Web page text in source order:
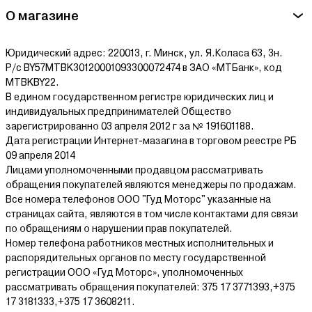
О магазине
Юридический адрес: 220013, г. Минск, ул. Я.Коласа 63, 3н.
Р/с BY57MTBK30120001093300072474 в ЗАО «МТБанк», код
MTBKBY22.
В едином государственном регистре юридических лиц и
индивидуальных предпринимателей Общество
зарегистрированно 03 апреля 2012 г за № 191601188.
Дата регистрации Интернет-мазагина в торговом реестре РБ
09 апреля 2014
Лицами уполномоченными продавцом рассматривать
обращения покупателей являются менеджеры по продажам.
Все номера телефонов ООО "Гуд Моторс" указанные на
страницах сайта, являются в том числе контактами для связи
по обращениям о нарушении прав покупателей.
Номер телефона работников местных исполнительных и
распорядительных органов по месту государственной
регистрации ООО «Гуд Моторс», уполномоченных
рассматривать обращения покупателей: 375 17 3771393,+375
17 3181333,+375 17 3608211.